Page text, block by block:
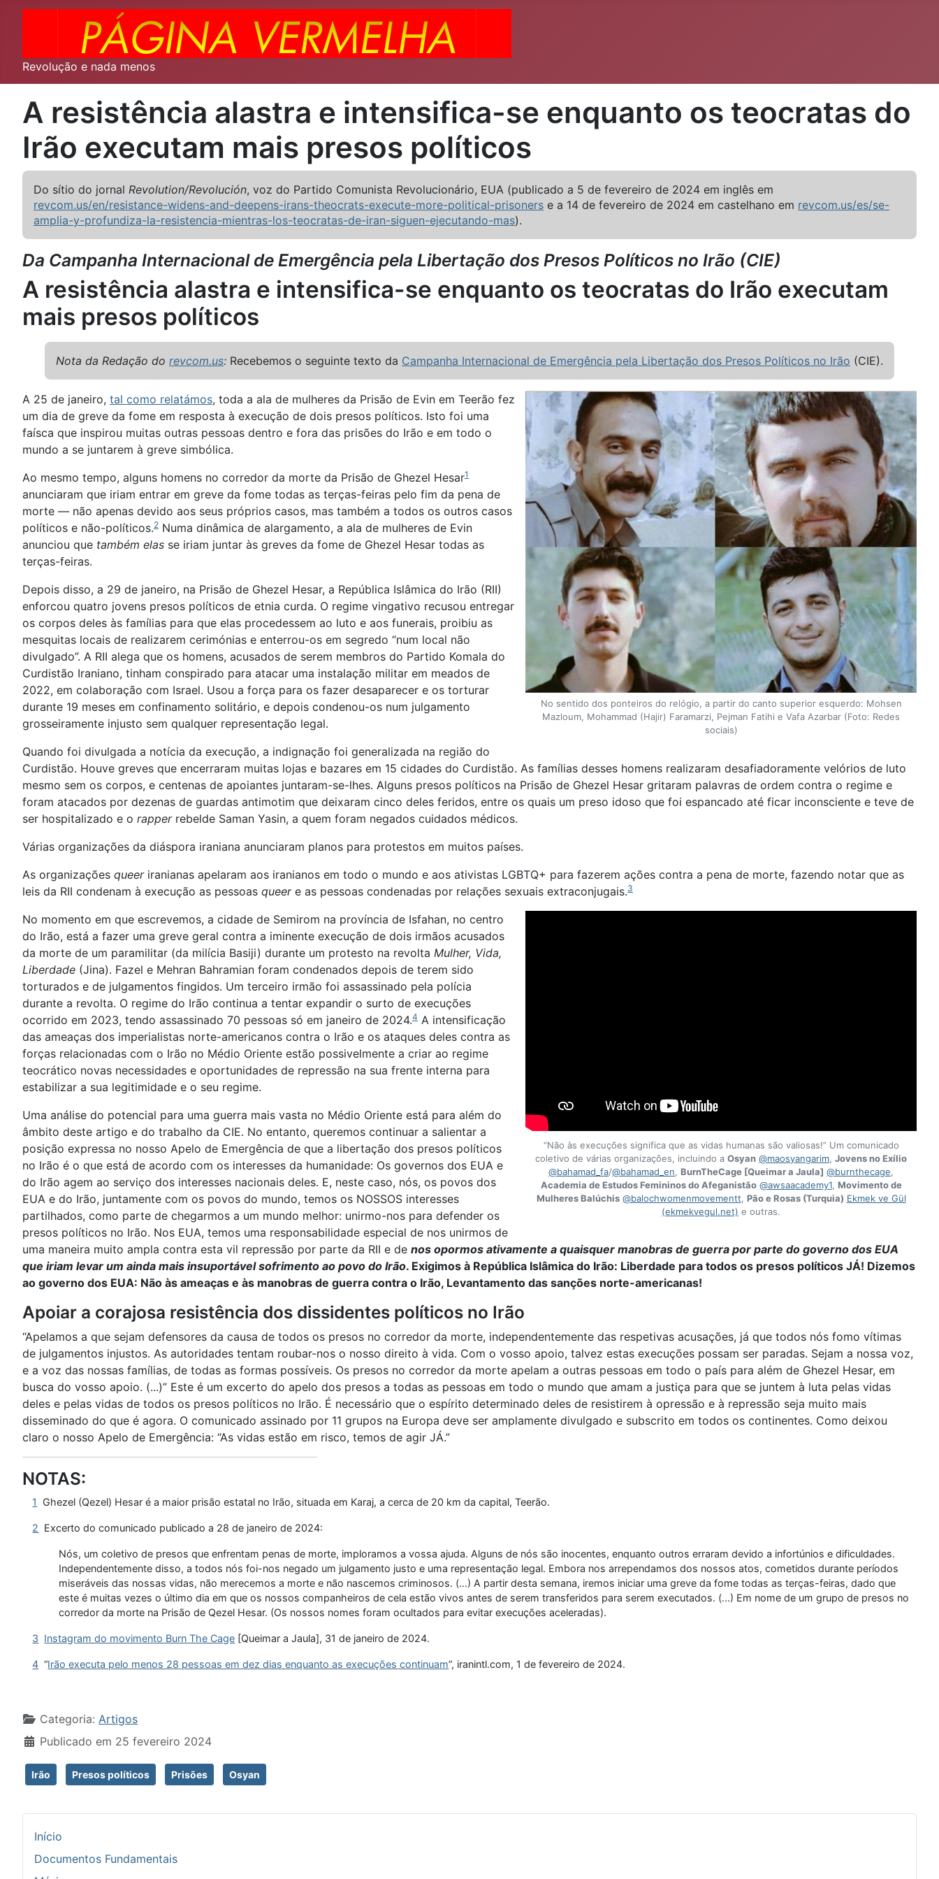
Revolução e nada menos
A resistência alastra e intensifica-se enquanto os teocratas do
Irão executam mais presos políticos
Do sítio do jornal Revolution/Revolución, voz do Partido Comunista Revolucionário, EUA (publicado a 5 de fevereiro de 2024 em inglês em
revcom.us/en/resistance-widens-and-deepens-irans-theocrats-execute-more-political-prisoners e a 14 de fevereiro de 2024 em castelhano em revcom.us/es/se-
amplia-y-profundiza-la-resistencia-mientras-los-teocratas-de-iran-siguen-ejecutando-mas).
Da Campanha Internacional de Emergência pela Libertação dos Presos Políticos no Irão (CIE)
A resistência alastra e intensifica-se enquanto os teocratas do Irão executam
mais presos políticos
Nota da Redação do revcom.us: Recebemos o seguinte texto da Campanha Internacional de Emergência pela Libertação dos Presos Políticos no Irão (CIE).
No sentido dos ponteiros do relógio, a partir do canto superior esquerdo: Mohsen
Mazloum, Mohammad (Hajir) Faramarzi, Pejman Fatihi e Vafa Azarbar (Foto: Redes
sociais)
A 25 de janeiro, tal como relatámos, toda a ala de mulheres da Prisão de Evin em Teerão fez
um dia de greve da fome em resposta à execução de dois presos políticos. Isto foi uma
faísca que inspirou muitas outras pessoas dentro e fora das prisões do Irão e em todo o
mundo a se juntarem à greve simbólica.
Ao mesmo tempo, alguns homens no corredor da morte da Prisão de Ghezel Hesar1
anunciaram que iriam entrar em greve da fome todas as terças-feiras pelo fim da pena de
morte — não apenas devido aos seus próprios casos, mas também a todos os outros casos
políticos e não-políticos.2 Numa dinâmica de alargamento, a ala de mulheres de Evin
anunciou que também elas se iriam juntar às greves da fome de Ghezel Hesar todas as
terças-feiras.
Depois disso, a 29 de janeiro, na Prisão de Ghezel Hesar, a República Islâmica do Irão (RII)
enforcou quatro jovens presos políticos de etnia curda. O regime vingativo recusou entregar
os corpos deles às famílias para que elas procedessem ao luto e aos funerais, proibiu as
mesquitas locais de realizarem cerimónias e enterrou-os em segredo “num local não
divulgado”. A RII alega que os homens, acusados de serem membros do Partido Komala do
Curdistão Iraniano, tinham conspirado para atacar uma instalação militar em meados de
2022, em colaboração com Israel. Usou a força para os fazer desaparecer e os torturar
durante 19 meses em confinamento solitário, e depois condenou-os num julgamento
grosseiramente injusto sem qualquer representação legal.
Quando foi divulgada a notícia da execução, a indignação foi generalizada na região do
Curdistão. Houve greves que encerraram muitas lojas e bazares em 15 cidades do Curdistão. As famílias desses homens realizaram desafiadoramente velórios de luto
mesmo sem os corpos, e centenas de apoiantes juntaram-se-lhes. Alguns presos políticos na Prisão de Ghezel Hesar gritaram palavras de ordem contra o regime e
foram atacados por dezenas de guardas antimotim que deixaram cinco deles feridos, entre os quais um preso idoso que foi espancado até ficar inconsciente e teve de
ser hospitalizado e o rapperrebelde Saman Yasin, a quem foram negados cuidados médicos.
Várias organizações da diáspora iraniana anunciaram planos para protestos em muitos países.
As organizações queeriranianas apelaram aos iranianos em todo o mundo e aos ativistas LGBTQ+ para fazerem ações contra a pena de morte, fazendo notar que as
leis da RII condenam à execução as pessoas queere as pessoas condenadas por relações sexuais extraconjugais.3
“Não às execuções significa que as vidas humanas são valiosas!” Um comunicado
coletivo de várias organizações, incluindo a Osyan @maosyangarim, Jovens no Exílio
@bahamad_fa/@bahamad_en, BurnTheCage [Queimar a Jaula] @burnthecage,
Academia de Estudos Femininos do Afeganistão @awsaacademy1, Movimento de
Mulheres Balúchis @balochwomenmovementt, Pão e Rosas (Turquia) Ekmek ve Gül
(ekmekvegul.net) e outras.
No momento em que escrevemos, a cidade de Semirom na província de Isfahan, no centro
do Irão, está a fazer uma greve geral contra a iminente execução de dois irmãos acusados
da morte de um paramilitar (da milícia Basiji) durante um protesto na revolta Mulher, Vida,
Liberdade (Jina). Fazel e Mehran Bahramian foram condenados depois de terem sido
torturados e de julgamentos fingidos. Um terceiro irmão foi assassinado pela polícia
durante a revolta. O regime do Irão continua a tentar expandir o surto de execuções
ocorrido em 2023, tendo assassinado 70 pessoas só em janeiro de 2024.4 A intensificação
das ameaças dos imperialistas norte-americanos contra o Irão e os ataques deles contra as
forças relacionadas com o Irão no Médio Oriente estão possivelmente a criar ao regime
teocrático novas necessidades e oportunidades de repressão na sua frente interna para
estabilizar a sua legitimidade e o seu regime.
Uma análise do potencial para uma guerra mais vasta no Médio Oriente está para além do
âmbito deste artigo e do trabalho da CIE. No entanto, queremos continuar a salientar a
posição expressa no nosso Apelo de Emergência de que a libertação dos presos políticos
no Irão é o que está de acordo com os interesses da humanidade: Os governos dos EUA e
do Irão agem ao serviço dos interesses nacionais deles. E, neste caso, nós, os povos dos
EUA e do Irão, juntamente com os povos do mundo, temos os NOSSOS interesses
partilhados, como parte de chegarmos a um mundo melhor: unirmo-nos para defender os
presos políticos no Irão. Nos EUA, temos uma responsabilidade especial de nos unirmos de
uma maneira muito ampla contra esta vil repressão por parte da RII e de nos opormos ativamente a quaisquer manobras de guerra por parte do governo dos EUA
que iriam levar um ainda mais insuportável sofrimento ao povo do Irão. Exigimos à República Islâmica do Irão: Liberdade para todos os presos políticos JÁ! Dizemos
ao governo dos EUA: Não às ameaças e às manobras de guerra contra o Irão, Levantamento das sanções norte-americanas!
Apoiar a corajosa resistência dos dissidentes políticos no Irão
“Apelamos a que sejam defensores da causa de todos os presos no corredor da morte, independentemente das respetivas acusações, já que todos nós fomo vítimas
de julgamentos injustos. As autoridades tentam roubar-nos o nosso direito à vida. Com o vosso apoio, talvez estas execuções possam ser paradas. Sejam a nossa voz,
e a voz das nossas famílias, de todas as formas possíveis. Os presos no corredor da morte apelam a outras pessoas em todo o país para além de Ghezel Hesar, em
busca do vosso apoio. (...)” Este é um excerto do apelo dos presos a todas as pessoas em todo o mundo que amam a justiça para que se juntem à luta pelas vidas
deles e pelas vidas de todos os presos políticos no Irão. É necessário que o espírito determinado deles de resistirem à opressão e à repressão seja muito mais
disseminado do que é agora. O comunicado assinado por 11 grupos na Europa deve ser amplamente divulgado e subscrito em todos os continentes. Como deixou
claro o nosso Apelo de Emergência: “As vidas estão em risco, temos de agir JÁ.”
NOTAS:
1 Ghezel (Qezel) Hesar é a maior prisão estatal no Irão, situada em Karaj, a cerca de 20 km da capital, Teerão.
2 Excerto do comunicado publicado a 28 de janeiro de 2024:
Nós, um coletivo de presos que enfrentam penas de morte, imploramos a vossa ajuda. Alguns de nós são inocentes, enquanto outros erraram devido a infortúnios e dificuldades.
Independentemente disso, a todos nós foi-nos negado um julgamento justo e uma representação legal. Embora nos arrependamos dos nossos atos, cometidos durante períodos
miseráveis das nossas vidas, não merecemos a morte e não nascemos criminosos. (...) A partir desta semana, iremos iniciar uma greve da fome todas as terças-feiras, dado que
este é muitas vezes o último dia em que os nossos companheiros de cela estão vivos antes de serem transferidos para serem executados. (...) Em nome de um grupo de presos no
corredor da morte na Prisão de Qezel Hesar. (Os nossos nomes foram ocultados para evitar execuções aceleradas).
3 Instagram do movimento Burn The Cage [Queimar a Jaula], 31 de janeiro de 2024.
4 “Irão executa pelo menos 28 pessoas em dez dias enquanto as execuções continuam”, iranintl.com, 1 de fevereiro de 2024.
Detalhes
Categoria: Artigos
Publicado em 25 fevereiro 2024
Irão Presos políticos Prisões Osyan
Início
Documentos Fundamentais